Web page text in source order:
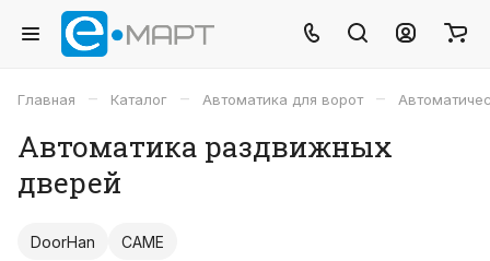
Главная – Каталог – Автоматика для ворот –
Автоматика раздвижных
дверей
DoorHan CAME